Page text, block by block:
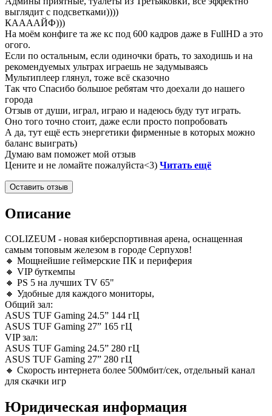
выглядит с подсветками))))
КААААЙФ)))
На моём конфиге та же кс под 600 кадров даже в FullHD а это
огого.
Если по остальным, если одиночки брать, то заходишь и на
рекомендуемых ультрах играешь не задумываясь
Мультиплеер глянул, тоже всё сказочно
Так что Спасибо большое ребятам что доехали до нашего
города
Отзыв от души, играл, играю и надеюсь буду тут играть.
Оно того точно стоит, даже если просто попробовать
А да, тут ещё есть энергетики фирменные в которых можно
баланс выиграть)
Думаю вам поможет мой отзыв
Цените и не ломайте пожалуйста<3) Читать ещё
Оставить отзыв
Описание
COLIZEUM - новая киберспортивная арена, оснащенная
самым топовым железом в городе Серпухов!
🔸 Мощнейшие геймерские ПК и периферия
🔸 VIP буткемпы
🔸 PS 5 на лучших TV 65"
🔸 Удобные для каждого мониторы,
Общий зал:
ASUS TUF Gaming 24.5” 144 гЦ
ASUS TUF Gaming 27” 165 гЦ
VIP зал:
ASUS TUF Gaming 24.5” 280 гЦ
ASUS TUF Gaming 27” 280 гЦ
🔸 Скорость интернета более 500мбит/сек, отдельный канал
для скачки игр
Юридическая информация